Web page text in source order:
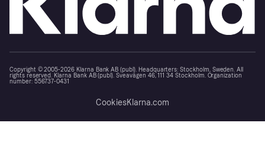
Copyright © 2005-2026 Klarna Bank AB (publ). Headquarters: Stockholm, Sweden. All
rights reserved. Klarna Bank AB (publ). Sveavägen 46, 111 34 Stockholm. Organization
number: 556737-0431
CookiesKlarna.com